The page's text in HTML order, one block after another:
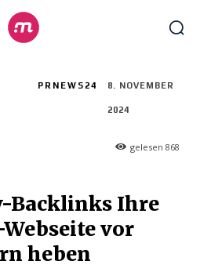
PRNEWS24 8. NOVEMBER
2024
gelesen 868
Backlinks Ihre
vor
heben